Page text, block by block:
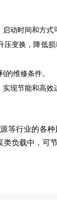
动时间和方式
变换，降低
的维修条件。
现节能和高效
等行业的各
负载中，可节